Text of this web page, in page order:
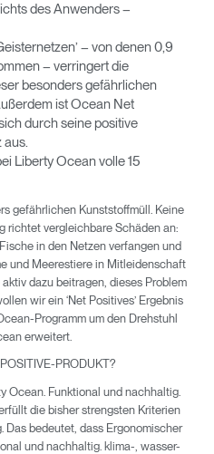
StandortREGISTRIEREN
des Anwenders –
– von denen 0,9
– verringert die
besonders gefährlichen
ist Ocean Net
durch seine positive
aus.
Liberty Ocean volle 15
gefährlichen Kunststoffmüll. Keine
richtet vergleichbare Schäden an:
in den Netzen verfangen und
und Meerestiere in Mitleidenschaft
dazu beitragen, dieses Problem
wir ein ‘Net Positives’ Ergebnis
Programm um den Drehstuhl
erweitert.
PRODUKT?
Ocean. Funktional und nachhaltig.
die bisher strengsten Kriterien
bedeutet, dass Ergonomischer
und nachhaltig. klima-, wasser-